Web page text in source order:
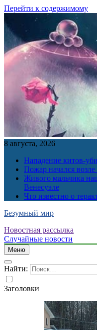
Перейти к содержимому
8 августа, 2026
Нападение китов-
Пожар начался
Живого мальчика
Венесуэле
Что известно о
Безумный мир
Новостная рассылка
Случайные новости
Меню
Найти:
Заголовки